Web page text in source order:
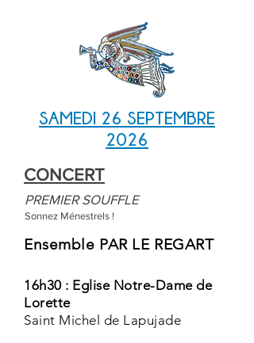
SAMEDI 26 SEPTEMBRE
2026
CONCERT
PREMIER SOUFFLE
Sonnez Ménestrels !
Ensemble PAR LE REGART
16h30 : Eglise Notre-Dame de
Lorette
Saint Michel de Lapujade